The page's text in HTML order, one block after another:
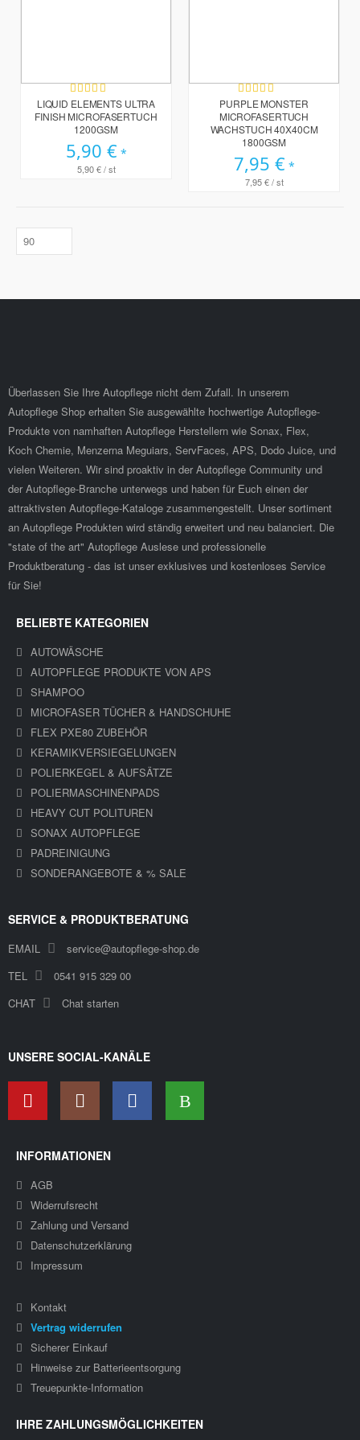
Bewertung:
98%
LIQUID ELEMENTS ULTRA
FINISH MICROFASERTUCH
1200GSM
5,90 €
5,90 €/ st
Bewertung:
96%
PURPLE MONSTER
MICROFASERTUCH
WACHSTUCH 40X40CM
1800GSM
7,95 €
7,95 €/ st
Überlassen Sie Ihre Autopflege nicht dem Zufall. In unserem
Autopflege Shop erhalten Sie ausgewählte hochwertige Autopflege-
Produkte von namhaften Autopflege Herstellern wie Sonax, Flex,
Koch Chemie, Menzerna Meguiars, ServFaces, APS, Dodo Juice, und
vielen Weiteren. Wir sind proaktiv in der Autopflege Community und
der Autopflege-Branche unterwegs und haben für Euch einen der
attraktivsten Autopflege-Kataloge zusammengestellt. Unser sortiment
an Autopflege Produkten wird ständig erweitert und neu balanciert. Die
"state of the art" Autopflege Auslese und professionelle
Produktberatung - das ist unser exklusives und kostenloses Service
für Sie!
BELIEBTE KATEGORIEN
AUTOWÄSCHE
AUTOPFLEGE PRODUKTE VON APS
SHAMPOO
MICROFASER TÜCHER & HANDSCHUHE
FLEX PXE80 ZUBEHÖR
KERAMIKVERSIEGELUNGEN
POLIERKEGEL & AUFSÄTZE
POLIERMASCHINENPADS
HEAVY CUT POLITUREN
SONAX AUTOPFLEGE
PADREINIGUNG
SONDERANGEBOTE & % SALE
SERVICE & PRODUKTBERATUNG
EMAIL
service@autopflege-shop.de
TEL
0541 915 329 00
CHAT
Chat starten
UNSERE SOCIAL-KANÄLE
INFORMATIONEN
AGB
Widerrufsrecht
Zahlung und Versand
Datenschutzerklärung
Impressum
Kontakt
Vertrag widerrufen
Sicherer Einkauf
Hinweise zur Batterieentsorgung
Treuepunkte-Information
IHRE ZAHLUNGSMÖGLICHKEITEN